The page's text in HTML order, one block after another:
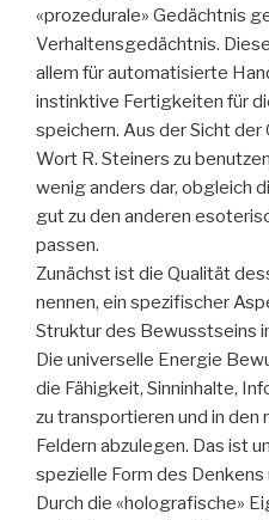
«prozedurale» Gedächtnis
Verhaltensgedächtnis.
allem für automatisierte
instinktive Fertigkeiten für
speichern. Aus der Sicht
Wort R. Steiners zu
wenig anders dar, obgleich
gut zu den anderen
passen.
Zunächst ist die Qualität
nennen, ein spezifischer
Struktur des Bewusstseins
Die universelle Energie
die Fähigkeit, Sinninhalte,
zu transportieren und in den
Feldern abzulegen. Das ist
spezielle Form des
Durch die «holografische»